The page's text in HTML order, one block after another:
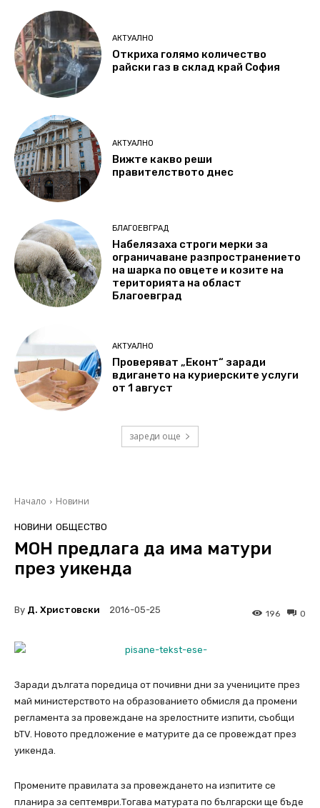
АКТУАЛНО
Откриха голямо количество
райски газ в склад край София
АКТУАЛНО
Вижте какво реши
правителството днес
БЛАГОЕВГРАД
Набелязаха строги мерки за
ограничаване разпространението
на шарка по овцете и козите на
територията на област
Благоевград
АКТУАЛНО
Проверяват „Еконт“ заради
вдигането на куриерските услуги
от 1 август
зареди още